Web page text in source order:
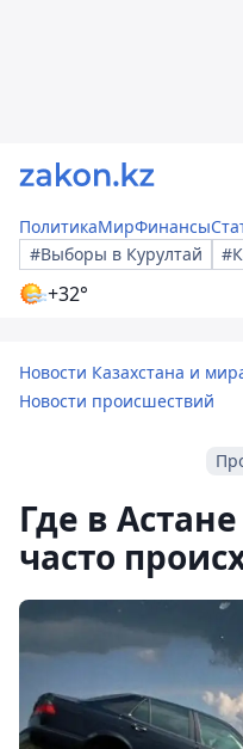
ПолитикаМирФинансы
#Выборы в Курултай
+32°
Новости Казахстана и
Новости происшествий
Где в
часто